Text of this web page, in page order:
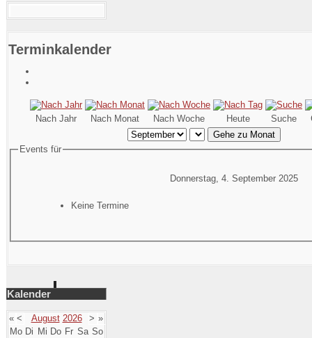
Terminkalender
Nach Jahr Nach Monat Nach Woche Heute Suche
Gehe zu Monat
Events für
Donnerstag, 4. September 2025
Keine Termine
Kalender
« < August 2026 > »
Mo Di Mi Do Fr Sa So